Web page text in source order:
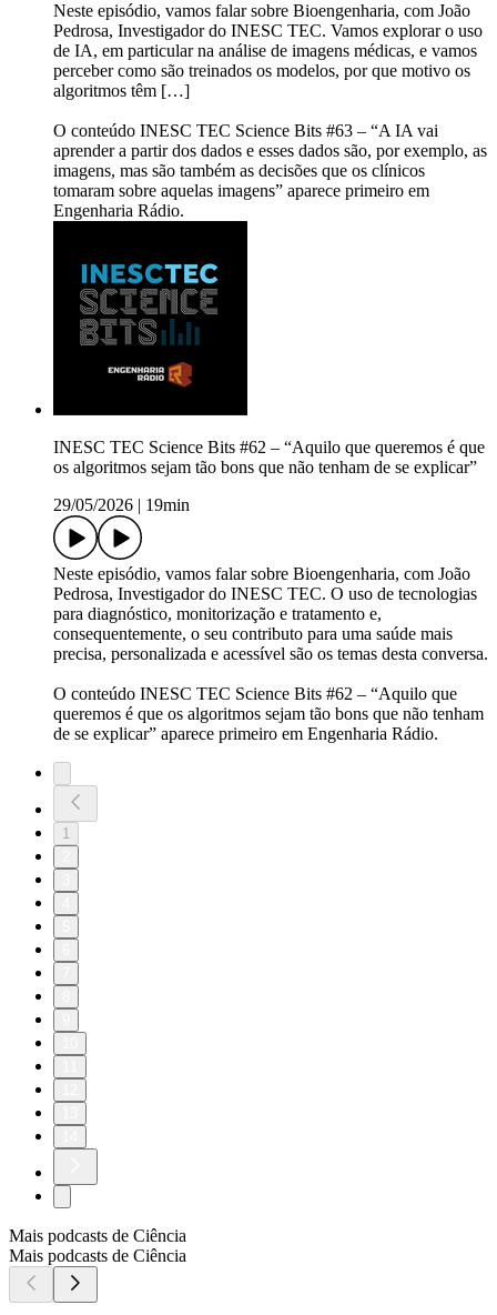
Neste episódio, vamos falar sobre Bioengenharia, com João
Pedrosa, Investigador do INESC TEC. Vamos explorar o uso
de IA, em particular na análise de imagens médicas, e vamos
perceber como são treinados os modelos, por que motivo os
algoritmos têm […]
O conteúdo INESC TEC Science Bits #63 – “A IA vai
aprender a partir dos dados e esses dados são, por exemplo, as
imagens, mas são também as decisões que os clínicos
tomaram sobre aquelas imagens” aparece primeiro em
Engenharia Rádio.
INESC TEC Science Bits #62 – “Aquilo que queremos é que
os algoritmos sejam tão bons que não tenham de se explicar”
29/05/2026
19min
Neste episódio, vamos falar sobre Bioengenharia, com João
Pedrosa, Investigador do INESC TEC. O uso de tecnologias
para diagnóstico, monitorização e tratamento e,
consequentemente, o seu contributo para uma saúde mais
precisa, personalizada e acessível são os temas desta conversa.
O conteúdo INESC TEC Science Bits #62 – “Aquilo que
queremos é que os algoritmos sejam tão bons que não tenham
de se explicar” aparece primeiro em Engenharia Rádio.
1
Mais podcasts de Ciência
Mais podcasts de Ciência